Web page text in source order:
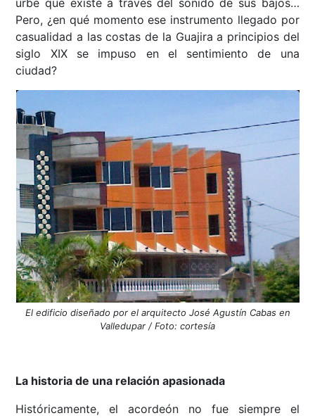
Pero, ¿en qué momento ese instrumento llegado por
casualidad a las costas de la Guajira a principios del
siglo XIX se impuso en el sentimiento de una
ciudad?
El edificio diseñado por el arquitecto José Agustín Cabas en
Valledupar / Foto: cortesía
La historia de una relación apasionada
Históricamente, el acordeón no fue siempre el